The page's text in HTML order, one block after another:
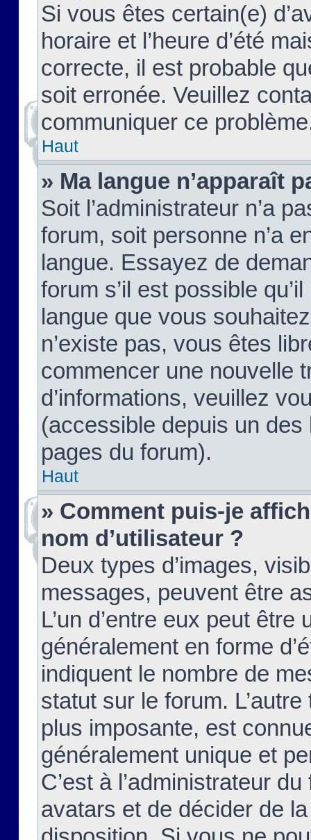
Si vous êtes certain(e)
horaire et l’heure d’été
correcte, il est probable
soit erronée. Veuillez
communiquer ce
Haut
» Ma langue n’apparaît
Soit l’administrateur n’a
forum, soit personne n’a
langue. Essayez de
forum s’il est possible
langue que vous
n’existe pas, vous êtes
commencer une nouvelle
d’informations, veuillez
(accessible depuis un
pages du forum).
Haut
» Comment puis-je
nom d’utilisateur ?
Deux types d’images,
messages, peuvent être
L’un d’entre eux peut
généralement en forme
indiquent le nombre de
statut sur le forum.
plus imposante, est
généralement unique et
C’est à l’administrateur
avatars et de décider de